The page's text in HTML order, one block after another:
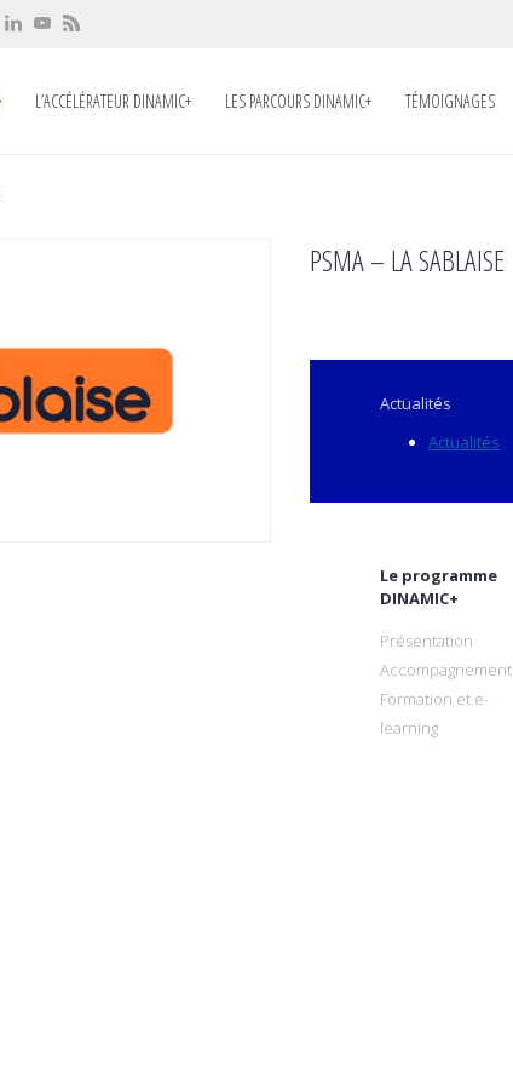
L’ACCÉLÉRATEUR DINAMIC+ LES PARCOURS DINAMIC+ TÉMOIGNAGES
PSMA – LA SABLAISE
Actualités
Actualités
Le programme
DINAMIC+
Présentation
Accompagnement
Formation et e-
learning